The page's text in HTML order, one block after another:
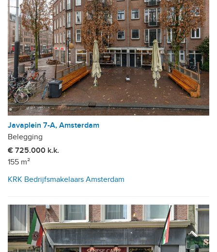
Javaplein 7-A, Amsterdam
Belegging
€ 725.000 k.k.
155 m²
KRK Bedrijfsmakelaars Amsterdam